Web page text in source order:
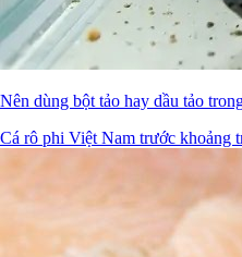
Nên dùng bột tảo hay dầu tảo
Cá rô phi Việt Nam trước khoảng